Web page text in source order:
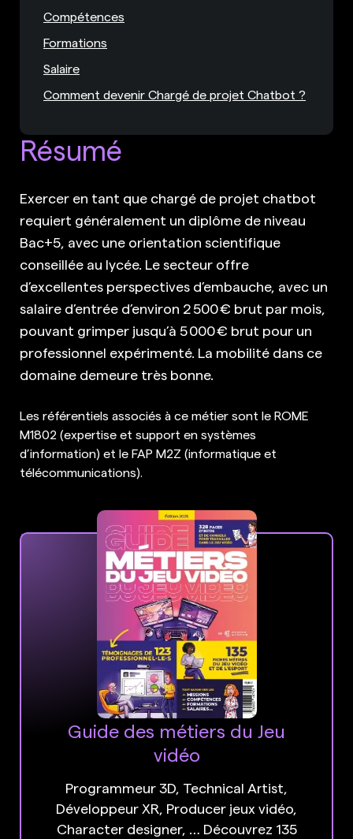
Résumé
Exercer en tant que chargé de projet chatbot
requiert généralement un diplôme de niveau
Bac+5, avec une orientation scientifique
conseillée au lycée. Le secteur offre
d’excellentes perspectives d’embauche, avec un
salaire d’entrée d’environ 2 500 € brut par mois,
pouvant grimper jusqu’à 5 000 € brut pour un
professionnel expérimenté. La mobilité dans ce
domaine demeure très bonne.
Les référentiels associés à ce métier sont le ROME
M1802 (expertise et support en systèmes
d’information) et le FAP M2Z (informatique et
télécommunications).
Guide des métiers du Jeu
vidéo
Programmeur 3D, Technical Artist,
Développeur XR, Producer jeux vidéo,
Character designer, … Découvrez 135
Compétences
Formations
Salaire
Comment devenir Chargé de projet Chatbot ?